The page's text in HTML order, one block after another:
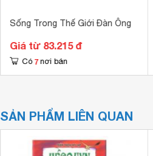
Sống Trong Thế Giới Đàn Ông
Giá từ 83.215 đ
Có 7 nơi bán
SẢN PHẨM LIÊN QUAN